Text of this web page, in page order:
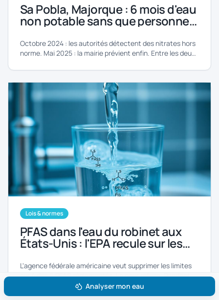
Analyser mon eau
Sa Pobla, Majorque : 6 mois d'eau
non potable sans que personne
ne prévienne les habitants. Ce
que ce scandale révèle sur vos
droits
Octobre 2024 : les autorités détectent des nitrates hors
norme. Mai 2025 : la mairie prévient enfin. Entre les deux,
Lois & normes
PFAS dans l'eau du robinet aux
États-Unis : l'EPA recule sur les
millions d'Américains exposés
L'agence fédérale américaine veut supprimer les limites
sur 4 des 6 PFAS réglementés. La cour refuse. Pendant
ce temps, les données montrent que 176 millions
d'Américains boivent une eau contenant ces polluants